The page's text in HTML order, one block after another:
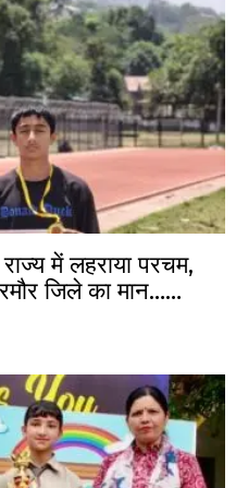
में लहराया परचम,
जिले का मान……